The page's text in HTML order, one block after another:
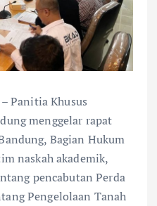
– Panitia Khusus
menggelar rapat
Bagian Hukum
naskah akademik,
pencabutan Perda
Pengelolaan Tanah